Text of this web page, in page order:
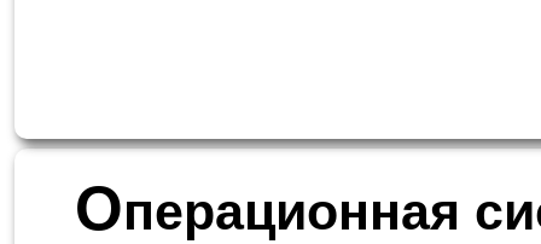
Операционная